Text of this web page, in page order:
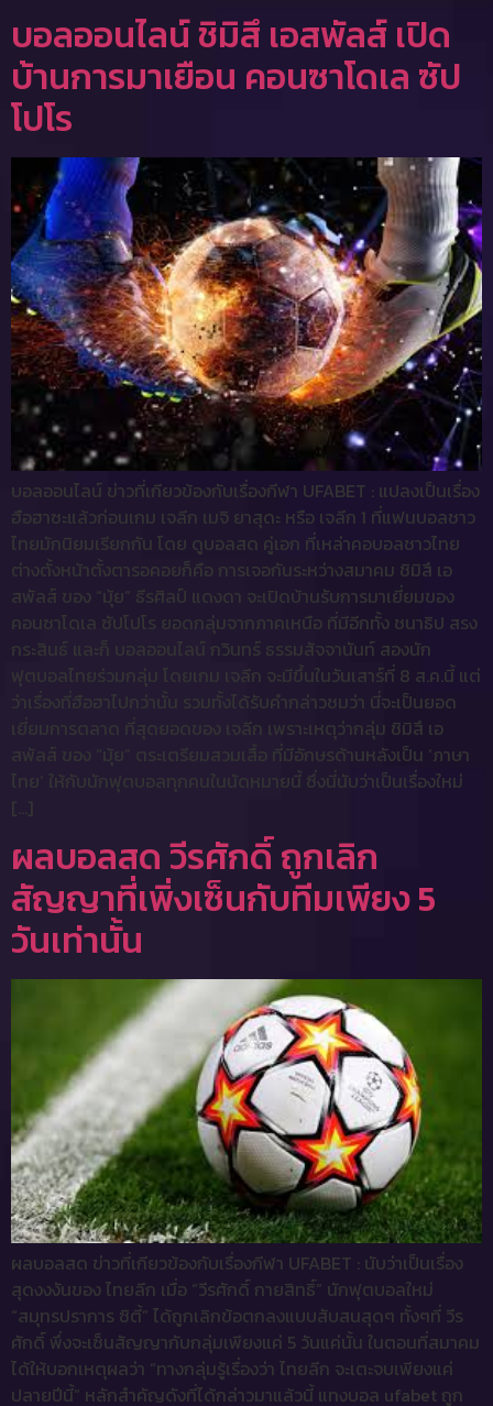
บอลออนไลน์ ชิมิสึ เอสพัลส์ เปิด
บ้านการมาเยือน คอนซาโดเล ซัป
โปโร
บอลออนไลน์ ข่าวที่เกียวข้องกับเรื่องกีฬา UFABET : แปลงเป็นเรื่อง
ฮือฮาซะแล้วก่อนเกม เจลีก เมจิ ยาสุดะ หรือ เจลีก 1 ที่แฟนบอลชาว
ไทยมักนิยมเรียกกัน โดย ดูบอลสด คู่เอก ที่เหล่าคอบอลชาวไทย
ต่างตั้งหน้าตั้งตารอคอยก็คือ การเจอกันระหว่างสมาคม ชิมิสึ เอ
สพัลส์ ของ “มุ้ย” ธีรศิลป์ แดงดา จะเปิดบ้านรับการมาเยี่ยมของ
คอนซาโดเล ซัปโปโร ยอดกลุ่มจากภาคเหนือ ที่มีอีกทั้ง ชนาธิป สรง
กระสินธ์ และก็ บอลออนไลน์ กวินทร์ ธรรมสัจจานันท์ สองนัก
ฟุตบอลไทยร่วมกลุ่ม โดยเกม เจลีก จะมีขึ้นในวันเสาร์ที่ 8 ส.ค.นี้ แต่
ว่าเรื่องที่ฮือฮาไปกว่านั้น รวมทั้งได้รับคำกล่าวชมว่า นี่จะเป็นยอด
เยี่ยมการตลาด ที่สุดยอดของ เจลีก เพราะเหตุว่ากลุ่ม ชิมิสึ เอ
สพัลส์ ของ “มุ้ย” ตระเตรียมสวมเสื้อ ที่มีอักษรด้านหลังเป็น ‘ภาษา
ไทย’ ให้กับนักฟุตบอลทุกคนในนัดหมายนี้ ซึ่งนี่นับว่าเป็นเรื่องใหม่
[…]
ผลบอลสด วีรศักดิ์ ถูกเลิก
สัญญาที่เพิ่งเซ็นกับทีมเพียง 5
วันเท่านั้น
ผลบอลสด ข่าวที่เกียวข้องกับเรื่องกีฬา UFABET : นับว่าเป็นเรื่อง
สุดงงงันของ ไทยลีก เมื่อ “วีรศักดิ์ กายสิทธิ์” นักฟุตบอลใหม่
“สมุทรปราการ ซิตี้” ได้ถูกเลิกข้อตกลงแบบสับสนสุดๆ ทั้งๆที่ วีร
ศักดิ์ พึ่งจะเซ็นสัญญากับกลุ่มเพียงแค่ 5 วันแค่นั้น ในตอนที่สมาคม
ได้ให้บอกเหตุผลว่า “ทางกลุ่มรู้เรื่องว่า ไทยลีก จะเตะจบเพียงแค่
ปลายปีนี้” หลักสำคัญดังที่ได้กล่าวมาแล้วนี้ แทงบอล ufabet ถูก